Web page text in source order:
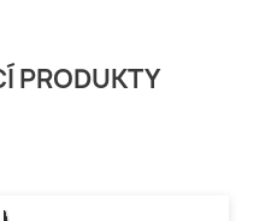
PRODUKTY